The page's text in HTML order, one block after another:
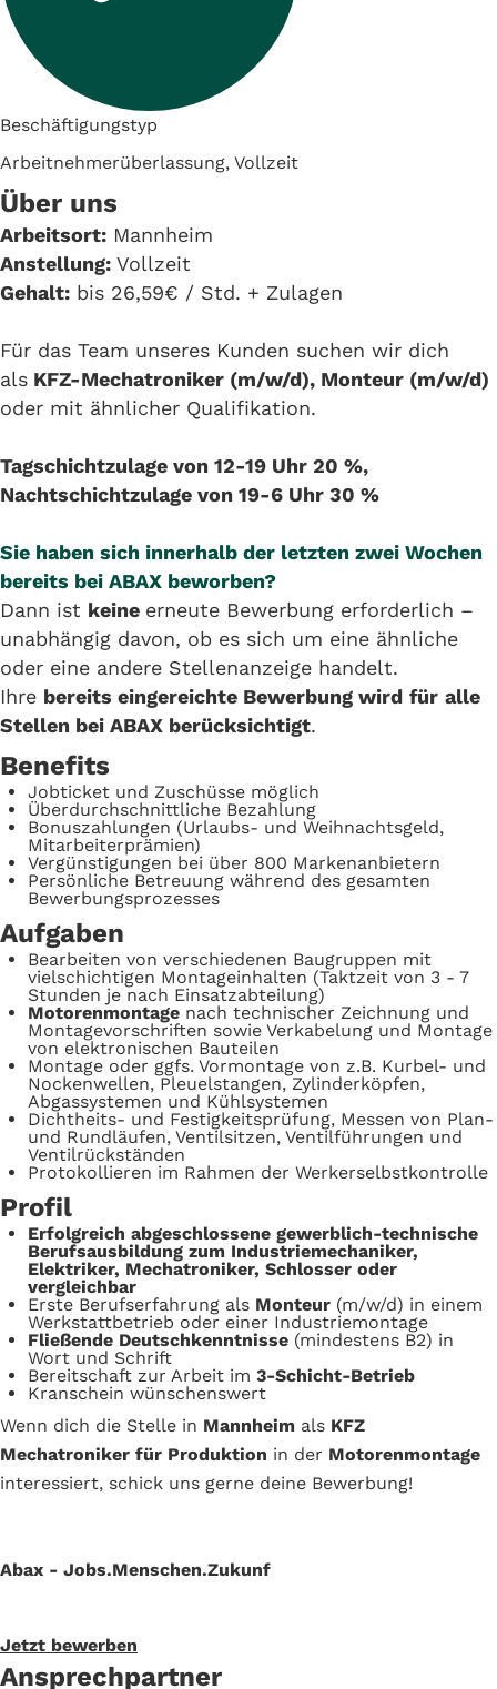
Beschäftigungstyp
Arbeitnehmerüberlassung, Vollzeit
Über uns
Arbeitsort: Mannheim
Anstellung: Vollzeit
Gehalt: bis 26,59€ / Std. + Zulagen
Für das Team unseres Kunden suchen wir dich
als KFZ-Mechatroniker (m/w/d), Monteur (m/w/d)
oder mit ähnlicher Qualifikation.
Tagschichtzulage von 12-19 Uhr 20 %,
Nachtschichtzulage von 19-6 Uhr 30 %
Sie haben sich innerhalb der letzten zwei Wochen
bereits bei ABAX beworben?
Dann ist keine erneute Bewerbung erforderlich –
unabhängig davon, ob es sich um eine ähnliche
oder eine andere Stellenanzeige handelt.
Ihre bereits eingereichte Bewerbung wird für alle
Stellen bei ABAX berücksichtigt.
Benefits
Jobticket und Zuschüsse möglich
Überdurchschnittliche Bezahlung
Bonuszahlungen (Urlaubs- und Weihnachtsgeld,
Mitarbeiterprämien)
Vergünstigungen bei über 800 Markenanbietern
Persönliche Betreuung während des gesamten
Bewerbungsprozesses
Aufgaben
Bearbeiten von verschiedenen Baugruppen mit
vielschichtigen Montageinhalten (Taktzeit von 3 - 7
Stunden je nach Einsatzabteilung)
Motorenmontage nach technischer Zeichnung und
Montagevorschriften sowie Verkabelung und Montage
von elektronischen Bauteilen
Montage oder ggfs. Vormontage von z.B. Kurbel- und
Nockenwellen, Pleuelstangen, Zylinderköpfen,
Abgassystemen und Kühlsystemen
Dichtheits- und Festigkeitsprüfung, Messen von Plan-
und Rundläufen, Ventilsitzen, Ventilführungen und
Ventilrückständen
Protokollieren im Rahmen der Werkerselbstkontrolle
Profil
Erfolgreich abgeschlossene gewerblich-technische
Berufsausbildung zum Industriemechaniker,
Elektriker, Mechatroniker, Schlosser oder
vergleichbar
Erste Berufserfahrung als Monteur (m/w/d) in einem
Werkstattbetrieb oder einer Industriemontage
Fließende Deutschkenntnisse (mindestens B2) in
Wort und Schrift
Bereitschaft zur Arbeit im 3-Schicht-Betrieb
Kranschein wünschenswert
Wenn dich die Stelle in Mannheim als KFZ
Mechatroniker für Produktion in der Motorenmontage
interessiert, schick uns gerne deine Bewerbung!
Abax - Jobs.Menschen.Zukunf
Jetzt bewerben
Ansprechpartner